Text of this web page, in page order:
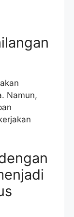
Namun,